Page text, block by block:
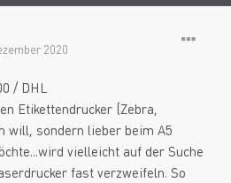
2020
/ DHL
Etikettendrucker (Zebra,
will, sondern lieber beim A5
vielleicht auf der Suche
fast verzweifeln. So